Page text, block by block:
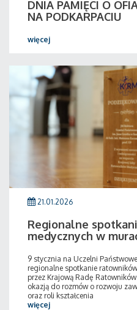
DNIA PAMIĘCI O
NA PODKARPACIU
więcej
21.01.2026
Regionalne
medycznych w
9 stycznia na Uczelni
regionalne spotkanie
przez Krajową Radę
okazją do rozmów o rozwoju
oraz roli kształcenia
więcej